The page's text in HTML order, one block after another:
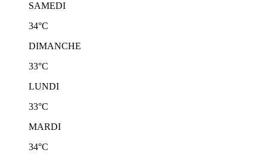
SAMEDI
34°C
DIMANCHE
33°C
LUNDI
33°C
MARDI
34°C